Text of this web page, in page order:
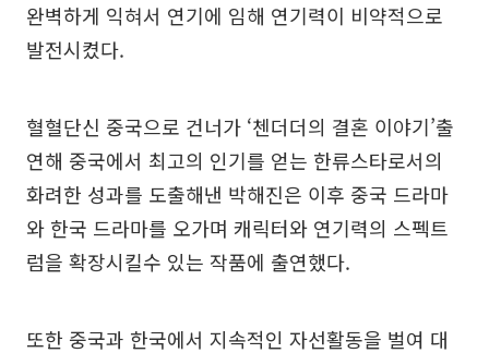
완벽하게 익혀서 연기에 임해 연기력이 비약적으로
발전시켰다.
혈혈단신 중국으로 건너가 ‘첸더더의 결혼 이야기’출
연해 중국에서 최고의 인기를 얻는 한류스타로서의
화려한 성과를 도출해낸 박해진은 이후 중국 드라마
와 한국 드라마를 오가며 캐릭터와 연기력의 스펙트
럼을 확장시킬수 있는 작품에 출연했다.
또한 중국과 한국에서 지속적인 자선활동을 벌여 대